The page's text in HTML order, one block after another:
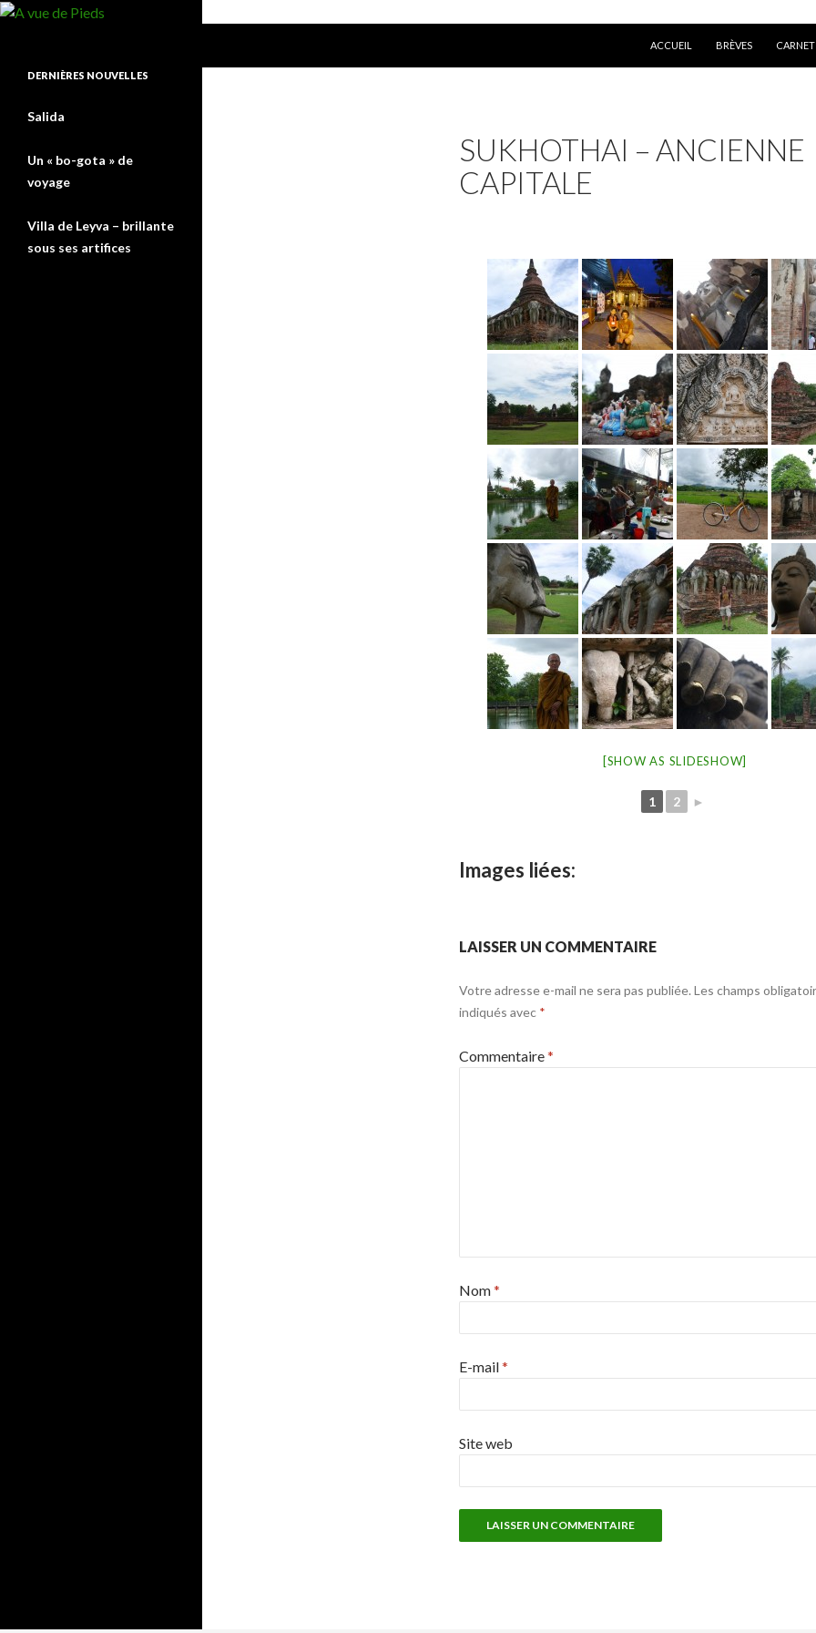
ACCUEIL
BRÈVES
SUKHOTHAI – ANCIENNE
CAPITALE
[SHOW AS SLIDESHOW]
1 2 ►
Images liées:
LAISSER UN COMMENTAIRE
Votre adresse e-mail ne sera pas publiée. Les champs
indiqués avec *
Commentaire*
Nom*
E-mail*
Site web
DERNIÈRES NOUVELLES
Salida
Un « bo-gota » de
voyage
Villa de Leyva – brillante
sous ses artifices